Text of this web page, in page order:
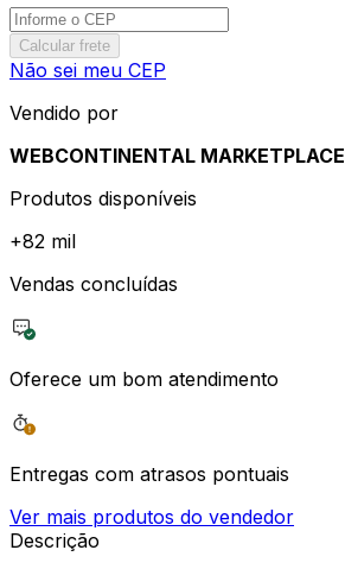
Calcular frete
Não sei meu CEP
Vendido por
WEBCONTINENTAL MARKETPLACE
Produtos disponíveis
+82 mil
Vendas concluídas
Oferece um bom atendimento
Entregas com atrasos pontuais
Ver mais produtos do vendedor
Descrição